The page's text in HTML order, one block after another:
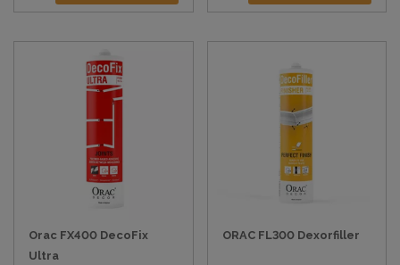
Orac FX400 DecoFix
Ultra
ORAC FL300 Dexorfiller